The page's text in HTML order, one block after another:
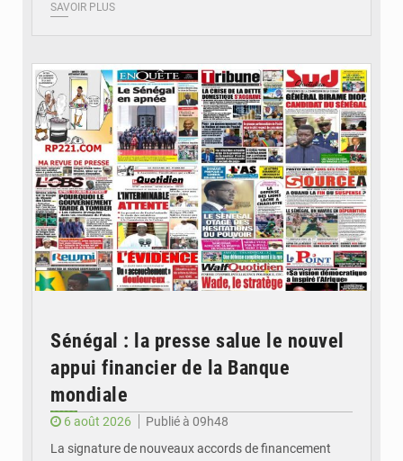
SAVOIR PLUS
Sénégal : la presse salue le nouvel
appui financier de la Banque
mondiale
6 août 2026
Publié à 09h48
La signature de nouveaux accords de financement